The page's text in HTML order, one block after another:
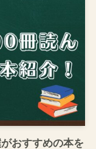
おすすめの本を